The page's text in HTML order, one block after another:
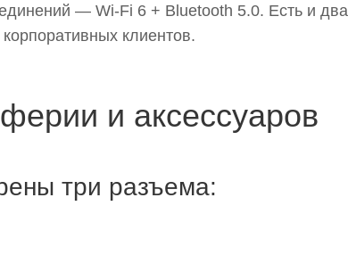
— Wi-Fi 6 + Bluetooth 5.0. Есть и два
клиентов.
и аксессуаров
три разъема: